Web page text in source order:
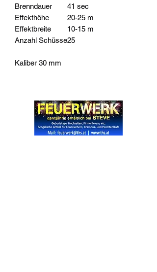
Brenndauer
41 sec
Effekthöhe
20-25 m
Effektbreite
10-15 m
Anzahl Schüsse25
Kaliber 30 mm